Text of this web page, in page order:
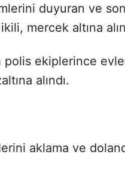
duyuran ve
mercek altına
polis ekiplerince
alındı.
aklama ve